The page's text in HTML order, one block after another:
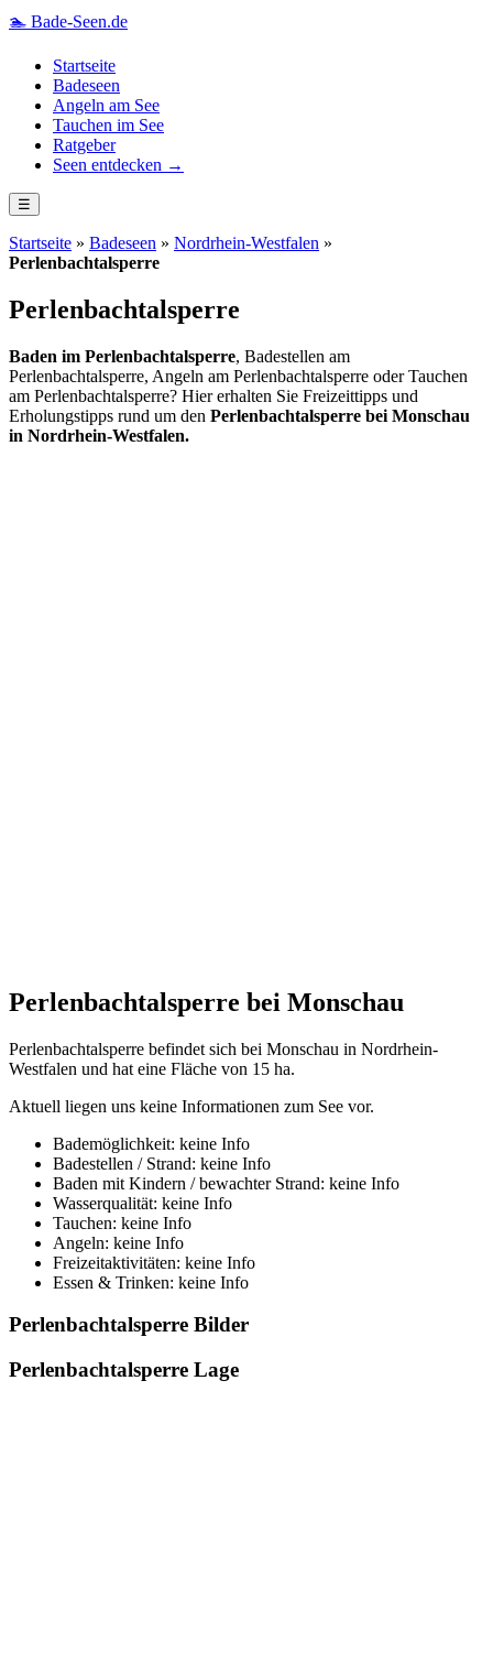
🏊 Bade-Seen.de
Startseite
Badeseen
Angeln am See
Tauchen im See
Ratgeber
Seen entdecken →
☰
Startseite » Badeseen » Nordrhein-Westfalen »
Perlenbachtalsperre
Perlenbachtalsperre
Baden im Perlenbachtalsperre, Badestellen am
Perlenbachtalsperre, Angeln am Perlenbachtalsperre oder Tauchen
am Perlenbachtalsperre? Hier erhalten Sie Freizeittipps und
Erholungstipps rund um den Perlenbachtalsperre bei Monschau
in Nordrhein-Westfalen.
Perlenbachtalsperre bei Monschau
Perlenbachtalsperre befindet sich bei Monschau in Nordrhein-
Westfalen und hat eine Fläche von 15 ha.
Aktuell liegen uns keine Informationen zum See vor.
Bademöglichkeit: keine Info
Badestellen / Strand: keine Info
Baden mit Kindern / bewachter Strand: keine Info
Wasserqualität: keine Info
Tauchen: keine Info
Angeln: keine Info
Freizeitaktivitäten: keine Info
Essen & Trinken: keine Info
Perlenbachtalsperre Bilder
Perlenbachtalsperre Lage